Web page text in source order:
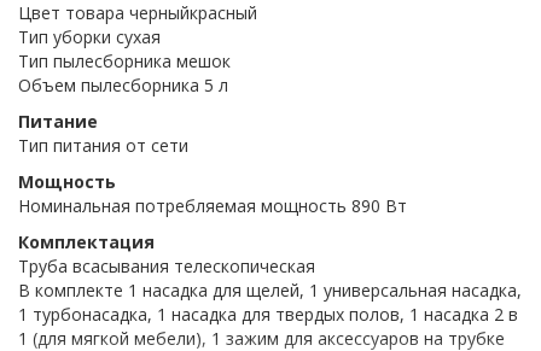
Цвет товара черныйкрасный
Тип уборки сухая
Тип пылесборника мешок
Объем пылесборника 5 л
Питание
Тип питания от сети
Мощность
Номинальная потребляемая мощность 890 Вт
Комплектация
Труба всасывания телескопическая
В комплекте 1 насадка для щелей, 1 универсальная насадка,
1 турбонасадка, 1 насадка для твердых полов, 1 насадка 2 в
1 (для мягкой мебели), 1 зажим для аксессуаров на трубке